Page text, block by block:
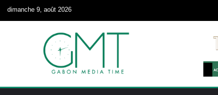
dimanche 9, août 2026